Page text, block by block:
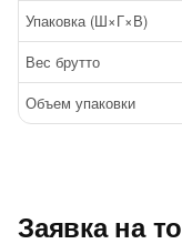
Упаковка (Ш×Г×В)
Вес брутто
Объем упаковки
Заявка на